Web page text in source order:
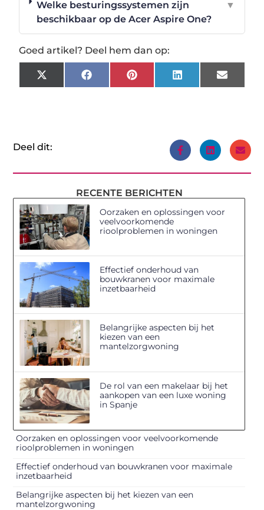
Welke besturingssystemen zijn
beschikbaar op de Acer Aspire One?
▼
Goed artikel? Deel hem dan op:
X
(Twitter)
FacebookPinterestLinkedInEmail
Deel dit:
RECENTE BERICHTEN
Oorzaken en oplossingen voor
veelvoorkomende
rioolproblemen in woningen
Effectief onderhoud van
bouwkranen voor maximale
inzetbaarheid
Belangrijke aspecten bij het
kiezen van een
mantelzorgwoning
De rol van een makelaar bij het
aankopen van een luxe woning
in Spanje
Oorzaken en oplossingen voor veelvoorkomende
rioolproblemen in woningen
Effectief onderhoud van bouwkranen voor maximale
inzetbaarheid
Belangrijke aspecten bij het kiezen van een
mantelzorgwoning